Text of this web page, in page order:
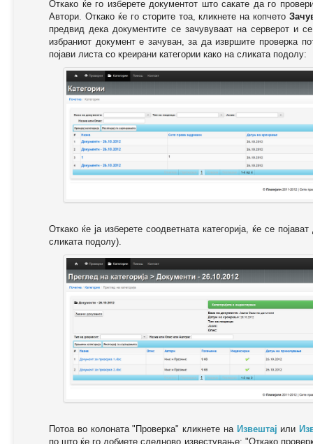
Откако ќе го изберете документот што сакате да го
Автори. Откако ќе го сторите тоа, кликнете на копчето
предвид дека документите се зачувуваат на серверот и
избраниот документ е зачуван, за да извршите проверка
појави листа со креирани категории како на сликата подолу:
Откако ќе ја изберете соодветната категорија, ќе се
сликата подолу).
Потоа во колоната "Проверка" кликнете на Извештај или
по што ќе го добиете следново известување: "Oткако